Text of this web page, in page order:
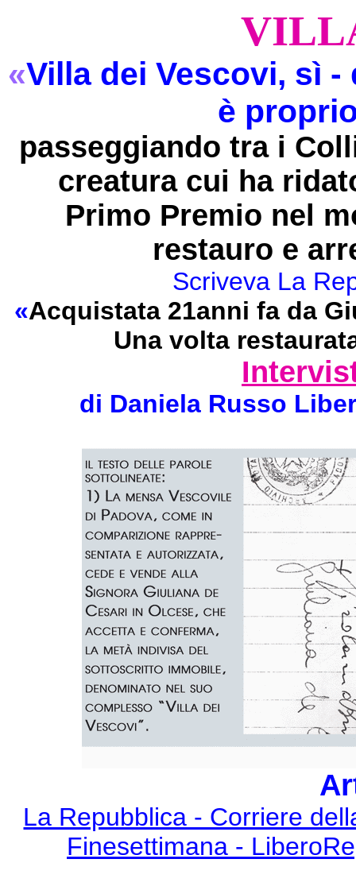
«Villa dei Vescovi, sì
è
passeggiando tra i
creatura cui ha
Primo Premio nel
restauro e
Scriveva La
«Acquistata 21anni fa da
Una volta
di Daniela Russo
La Repubblica - Corriere
Finesettimana -